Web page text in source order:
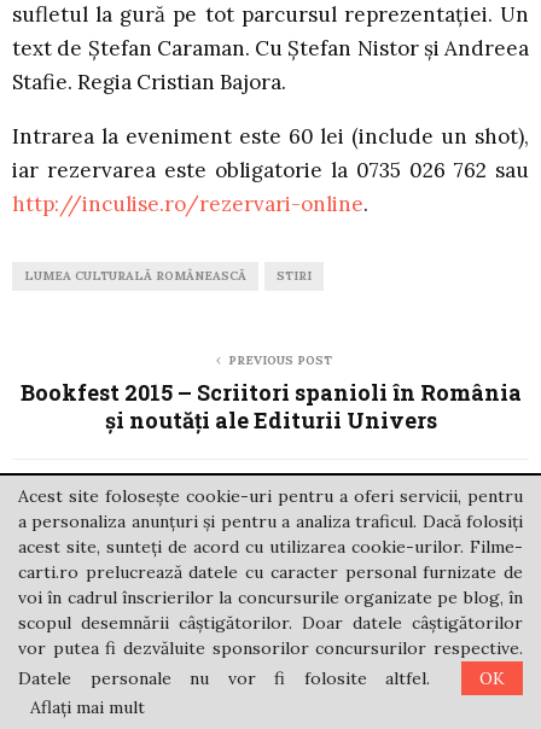
sufletul la gură pe tot parcursul reprezentației. Un
text de Ștefan Caraman. Cu Ștefan Nistor și Andreea
Stafie. Regia Cristian Bajora.
Intrarea la eveniment este 60 lei (include un shot),
iar rezervarea este obligatorie la 0735 026 762 sau
http://inculise.ro/rezervari-online.
LUMEA CULTURALĂ ROMÂNEASCĂ STIRI
PREVIOUS POST
Bookfest 2015 – Scriitori spanioli în România
și noutăți ale Editurii Univers
NEXT POST
Ia-ți doza de lectură!
Acest site folosește cookie-uri pentru a oferi servicii, pentru
a personaliza anunțuri și pentru a analiza traficul. Dacă folosiți
acest site, sunteți de acord cu utilizarea cookie-urilor. Filme-
carti.ro prelucrează datele cu caracter personal furnizate de
voi în cadrul înscrierilor la concursurile organizate pe blog, în
scopul desemnării câștigătorilor. Doar datele câștigătorilor
vor putea fi dezvăluite sponsorilor concursurilor respective.
Datele personale nu vor fi folosite altfel.
OK
Aflați mai mult